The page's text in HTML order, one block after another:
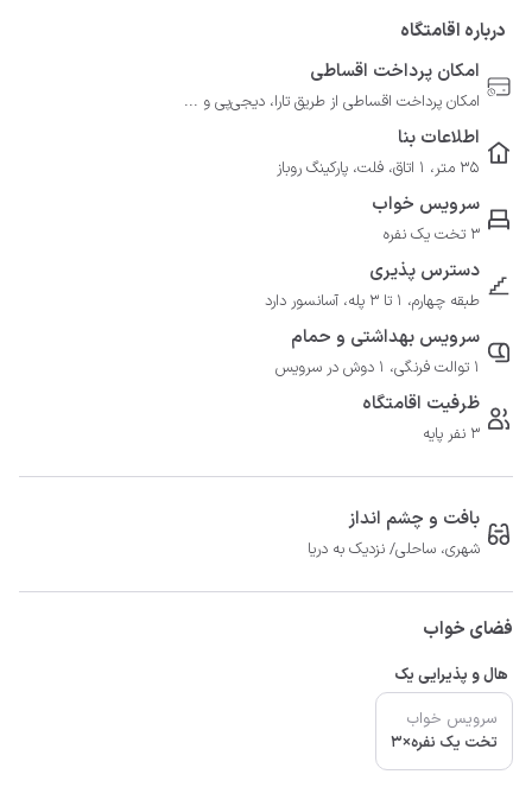
درباره اقامتگاه
امکان پرداخت اقساطی
امکان پرداخت اقساطی از طریق تارا، دیجی‌پی و ...
اطلاعات بنا
35 متر، 1 اتاق، فلت، پارکینگ روباز
سرویس خواب
3 تخت یک نفره
دسترس پذیری
طبقه چهارم، 1 تا 3 پله، آسانسور دارد
سرویس بهداشتی و حمام
1 توالت فرنگی، 1 دوش در سرویس
ظرفیت اقامتگاه
3 نفر پایه
بافت و چشم انداز
شهری، ساحلی/ نزدیک به دریا
فضای خواب
هال و پذیرایی یک
سرویس خواب
تخت یک نفره×3